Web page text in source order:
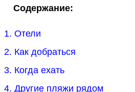
Содержание:
1. Отели
2. Как добраться
3. Когда ехать
4. Другие пляжи рядом